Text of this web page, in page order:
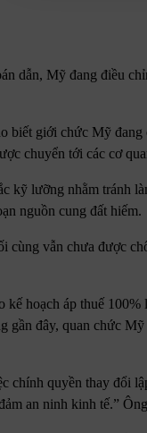
dẫn, Mỹ đang điều
biết giới chức Mỹ
chuyển tới các cơ
kỹ lưỡng nhằm tránh
nguồn cung đất hiếm.
vẫn chưa được
hoạch áp thuế
gần đây, quan chức
chính quyền thay đổi
an ninh kinh tế.”